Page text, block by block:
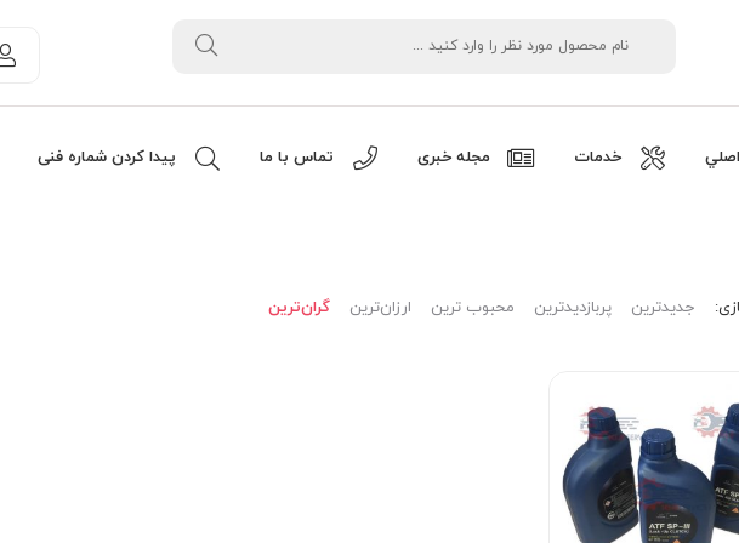
خدمات مجله خبری تماس با ما پیدا کردن شماره فنی
جدیدترین پربازدیدترین محبوب ترین ارزان‌ترین گران‌ترین